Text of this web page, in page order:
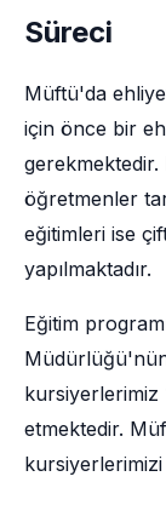
Süreci
Müftü'da
için önce bir
öğretmenler
eğitimleri ise
yapılmaktadır.
Eğitim
kursiyerlerimiz
etmektedir.
kursiyerlerimizi